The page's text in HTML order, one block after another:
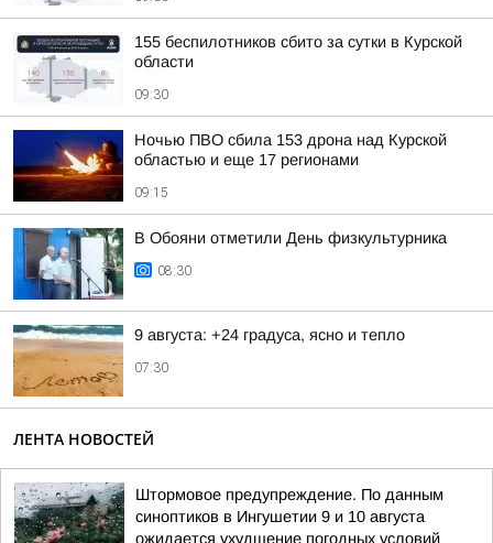
155 беспилотников сбито за сутки в Курской
области
09:30
Ночью ПВО сбила 153 дрона над Курской
областью и еще 17 регионами
09:15
В Обояни отметили День физкультурника
08:30
9 августа: +24 градуса, ясно и тепло
07:30
ЛЕНТА НОВОСТЕЙ
Штормовое предупреждение. По данным
синоптиков в Ингушетии 9 и 10 августа
ожидается ухудшение погодных условий